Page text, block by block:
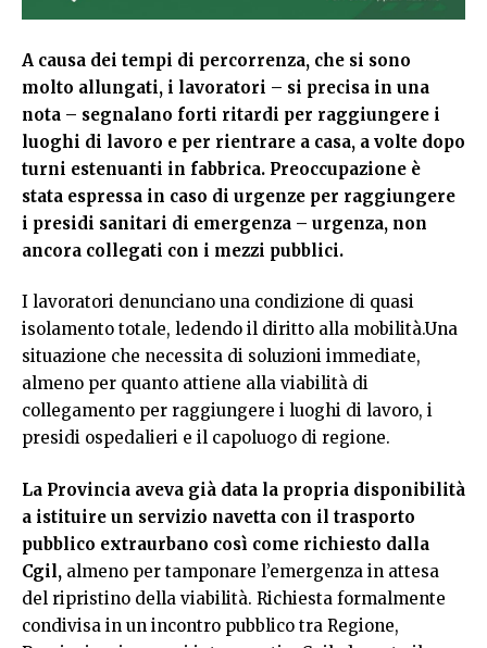
A causa dei tempi di percorrenza, che si sono
molto allungati, i lavoratori – si precisa in una
nota – segnalano forti ritardi per raggiungere i
luoghi di lavoro e per rientrare a casa, a volte dopo
turni estenuanti in fabbrica. Preoccupazione è
stata espressa in caso di urgenze per raggiungere
i presidi sanitari di emergenza – urgenza, non
ancora collegati con i mezzi pubblici.
I lavoratori denunciano una condizione di quasi
isolamento totale, ledendo il diritto alla mobilità.Una
situazione che necessita di soluzioni immediate,
almeno per quanto attiene alla viabilità di
collegamento per raggiungere i luoghi di lavoro, i
presidi ospedalieri e il capoluogo di regione.
La Provincia aveva già data la propria disponibilità
a istituire un servizio navetta con il trasporto
pubblico extraurbano così come richiesto dalla
Cgil, almeno per tamponare l’emergenza in attesa
del ripristino della viabilità. Richiesta formalmente
condivisa in un incontro pubblico tra Regione,